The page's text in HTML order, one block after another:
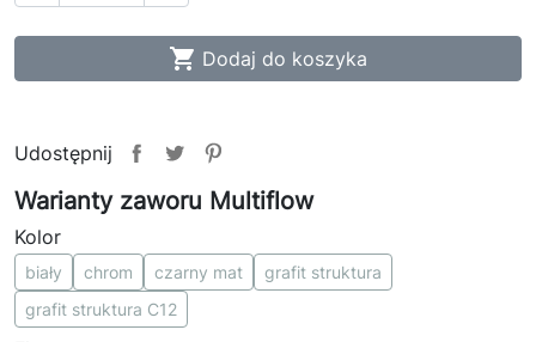
 Dodaj do koszyka
Udostępnij
Warianty zaworu Multiflow
Kolor
biały chrom czarny mat
grafit struktura
grafit struktura C12